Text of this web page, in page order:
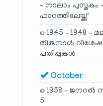
– നാലാം പുസ്തകം
ഫാറത്തിലേയ്ക്ക്
1945 – 1948 –
തിരുനാൾ
പതിപ്പുകൾ
October
1958 –
5